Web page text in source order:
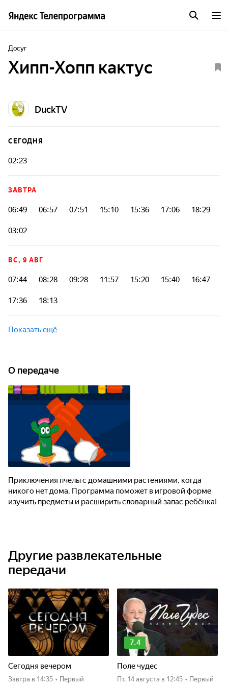
Досуг
Хипп-Хопп кактус
DuckTV
СЕГОДНЯ
02:23
ЗАВТРА
06:49 06:57 07:51 15:10 15:36 17:06 18:29
03:02
ВС, 9 АВГ
07:44 08:28 09:28 11:57 15:20 15:40 16:47
17:36 18:13
Показать ещё
О передаче
Приключения пчелы с домашними растениями, когда
никого нет дома. Программа поможет в игровой форме
изучить предметы и расширить словарный запас ребёнка!
Другие развлекательные
передачи
Сегодня вечером
Завтра в 14:35 • Первый
7.4
Поле чудес
пт, 14 августа в 12:45 • Первый